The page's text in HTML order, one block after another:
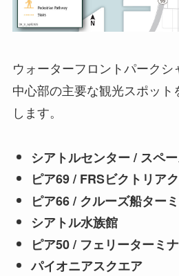
ウォーターフロントパーク
中心部の主要な観光スポッ
します。
シアトルセンター / スペ
ピア69 / FRSビクトリア
ピア66 / クルーズ船ター
シアトル水族館
ピア50 / フェリーターミ
パイオニアスクエア